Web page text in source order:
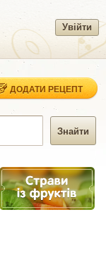
Увійти
ДОДАТИ РЕЦЕПТ